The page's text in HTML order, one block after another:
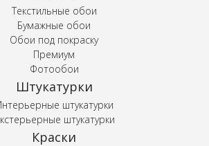
Текстильные обои
Бумажные обои
Обои под покраску
Премиум
Фотообои
Штукатурки
штукатурки
штукатурки
Краски